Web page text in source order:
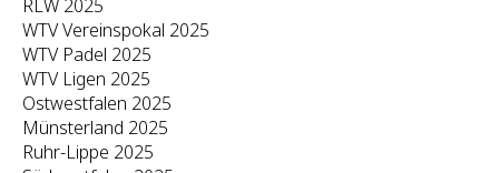
RLW 2025
WTV Vereinspokal 2025
WTV Padel 2025
WTV Ligen 2025
Ostwestfalen 2025
Münsterland 2025
Ruhr-Lippe 2025